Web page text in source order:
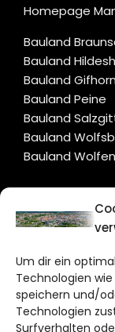
Um dir ein
Technologien
speichern und/
Technologien
Surfverhalten
Homepage
Bauland
Bauland
Bauland Gifhorn
Bauland Peine
Bauland
Bauland
Bauland
CITYLIFE!
Bruchtorwall 12
38100
Telefon: 0531